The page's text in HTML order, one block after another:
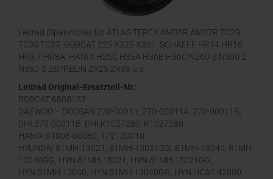
Leitrad (Spannrolle) für ATLAS TEREX AM35R AM37R TC29
TC35 TC37, BOBCAT 225 X325 X331, SCHAEFF HR14 HR16
HR3.7 HR8A, HANIX H26C H35A H36B H36C N260-2 N300-2
N350-2 ZEPPELIN ZR25 ZR35 u.a.
Leitrad Original-Ersatzteil-Nr.:
BOBCAT 6808137
DAEWOO – DOOSAN 270-00011, 270-00011A, 270-00011B,
DHI.270-00011B, DHI.K1027280, K1027280
HANIX 01003-00080, 172120010
HYUNDAI 81MH-13021, 81MH-13021GG, 81MH-13040, 81MH-
13040GG, HYN.81MH.13021, HYN.81MH.13021GG,
HYN.81MH.13040, HYN.81MH.13040GG, HYN.HCA1.42000,